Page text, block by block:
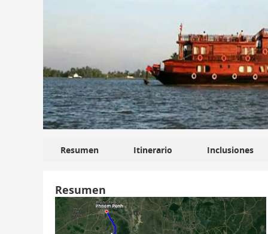
Resumen Itinerario Inclusiones
Resumen